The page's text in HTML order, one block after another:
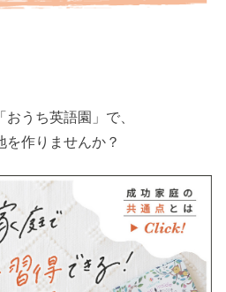
うち英語園」で、
を作りませんか？